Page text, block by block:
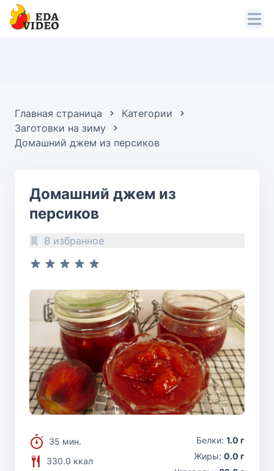
Главная страница
Категории
Заготовки на зиму
Домашний джем из персиков
Домашний джем из
персиков
В избранное
35 мин.
330.0 ккал
Белки: 1.0 г
Жиры: 0.0 г